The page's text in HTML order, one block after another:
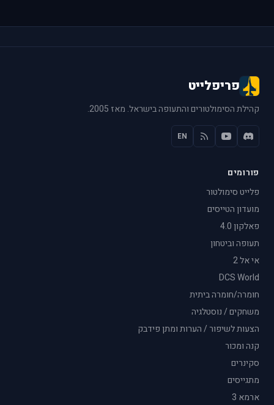
פריפלייט
קהילת הסימולטורים והתעופה בישראל. מאז 2005.
EN
פורומים
פלייט סימולטור
מועדון הטייסים
פאלקון 4.0
תעופה וביטחון
אי אל 2
DCS World
חומרה/חומרה ביתית
משחקים / נוסטלגיה
הצעות לשיפור / הערות ומתן פידבק
קנה ומכור
סקינרים
מתגייסים
ארמא 3